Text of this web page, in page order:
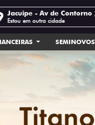
Jacuipe - Av de Contorno
Estou em outra cidade
SEMINOVOS